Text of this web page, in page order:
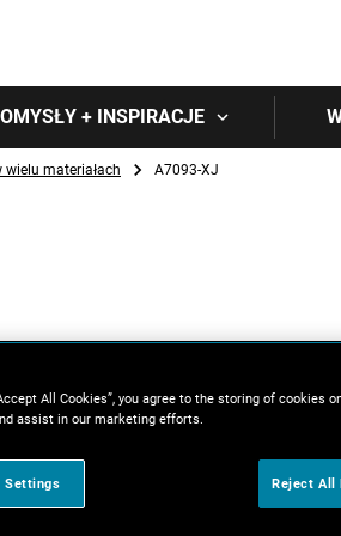
+ INSPIRACJE
materiałach A7093-XJ
All Cookies”, you agree to the storing of cookies
assist in our marketing efforts.
Settings Reject All